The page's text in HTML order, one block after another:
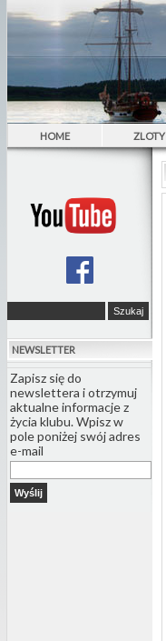
HOME ZLOTY
NEWSLETTER
Zapisz się do
newslettera i otrzymuj
aktualne informacje z
życia klubu. Wpisz w
pole poniżej swój adres
e-mail